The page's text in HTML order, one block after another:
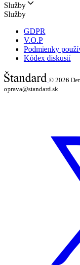
Služby
Služby
GDPR
V.O.P
Podmienky
Kódex diskusií
© 2026
oprava@standard.sk